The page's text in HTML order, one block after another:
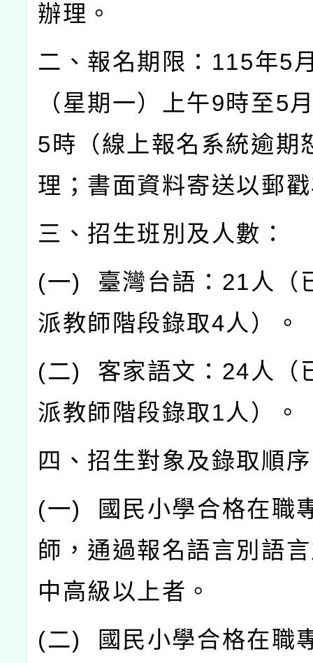
辦理。
二、報名期限： 115年5
（星期一）上午9時至5
5 時（線上報名系統逾期
理；書面資料寄送以郵
三、招生班別及人數：
(一) 臺灣台語： 21 人（
派教師階段錄取4人）。
(二) 客家語文： 24人（
派教師階段錄取1人）。
四、招生對象及錄取順
(一)
國民小學合格在職
師，通過報名語言別語
中高級以上者。
(二)
國民小學合格在職